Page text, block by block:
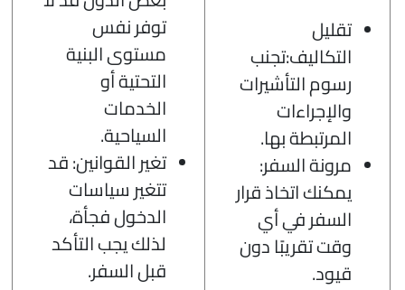
تقليل
التكاليف:تجنب
رسوم التأشيرات
والإجراءات
المرتبطة بها.
مرونة السفر:
يمكنك اتخاذ قرار
السفر في أي
وقت تقريبًا دون
قيود.
توفر نفس
مستوى البنية
التحتية أو
الخدمات
السياحية.
تغير القوانين: قد
تتغير سياسات
الدخول فجأة،
لذلك يجب التأكد
قبل السفر.